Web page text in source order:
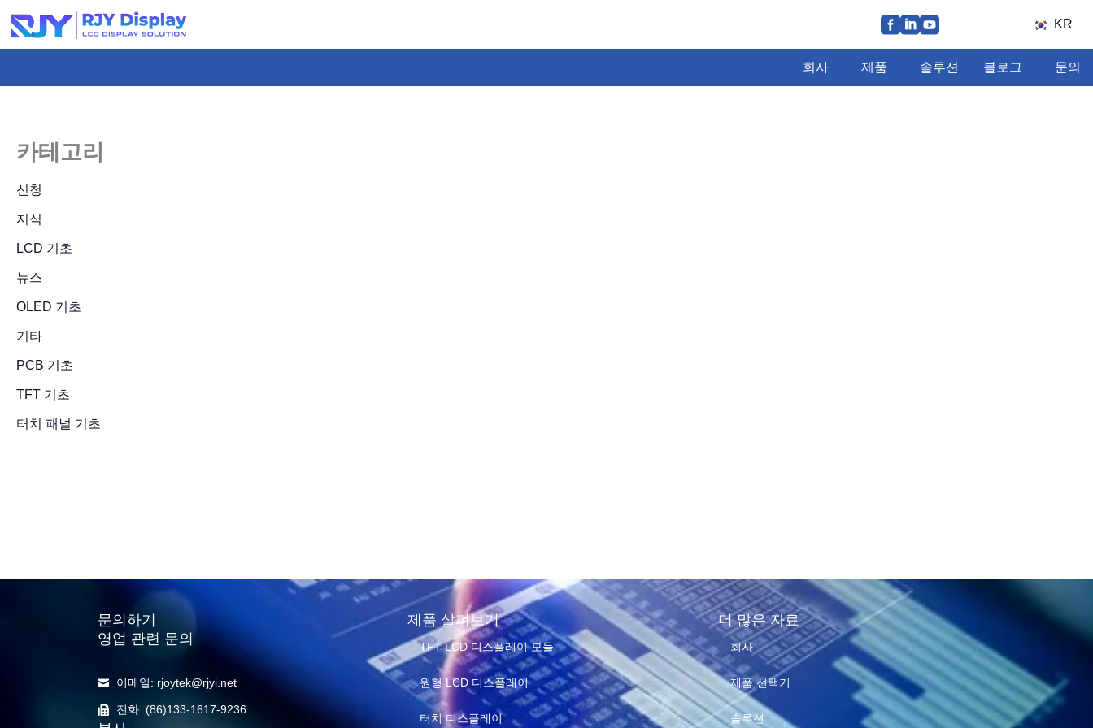
콘
텐
로
KR
회사 제품 솔루션 블로그 문의
카테고리
신청
지식
LCD 기초
뉴스
OLED 기초
기타
PCB 기초
TFT 기초
터치 패널 기초
문의하기
영업 관련 문의
이메일: rjoytek@rjyi.net
전화: (86)133-1617-9236
제품 살펴보기
TFT LCD 디스플레이 모듈
원형 LCD 디스플레이
터치 디스플레이
더 많은 자료
회사
제품 선택기
솔루션